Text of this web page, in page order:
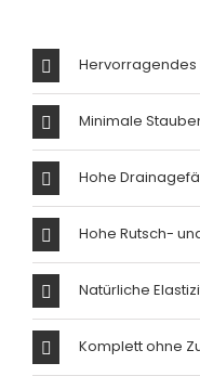
Hervorragendes
Minimale
Hohe
Hohe Rutsch-
Natürliche
Komplett ohne